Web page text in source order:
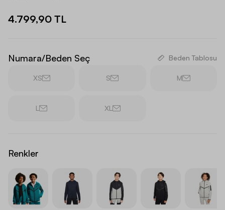
4.799,90 TL
Numara/Beden Seç Beden Tablosu
XS S M
L XL
Renkler